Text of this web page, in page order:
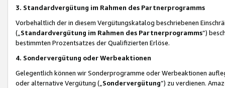
3. Standardvergütung im Rahmen des Partnerprogramms
Vorbehaltlich der in diesem Vergütungskatalog beschriebenen
(„ Standardvergütung im Rahmen des Partnerprogramms“)
bestimmten Prozentsatzes der Qualifizierten Erlöse.
4. Sondervergütung oder Werbeaktionen
Gelegentlich können wir Sonderprogramme oder Werbeaktionen
oder alternative Vergütung („ Sondervergütung”) zu verdienen.